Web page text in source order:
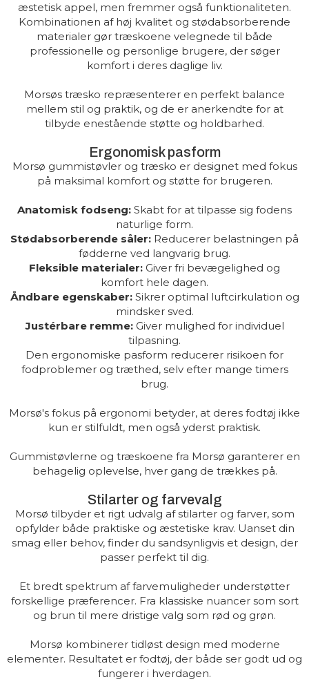
æstetisk appel, men fremmer også funktionaliteten.
Kombinationen af høj kvalitet og stødabsorberende
materialer gør træskoene velegnede til både
professionelle og personlige brugere, der søger
komfort i deres daglige liv.
Morsøs træsko repræsenterer en perfekt balance
mellem stil og praktik, og de er anerkendte for at
tilbyde enestående støtte og holdbarhed.
Ergonomisk pasform
Morsø gummistøvler og træsko er designet med fokus
på maksimal komfort og støtte for brugeren.
Anatomisk fodseng: Skabt for at tilpasse sig fodens
naturlige form.
Stødabsorberende såler: Reducerer belastningen på
fødderne ved langvarig brug.
Fleksible materialer: Giver fri bevægelighed og
komfort hele dagen.
Åndbare egenskaber:Sikrer optimal luftcirkulation og
mindsker sved.
Justérbare remme:Giver mulighed for individuel
tilpasning.
Den ergonomiske pasform reducerer risikoen for
fodproblemer og træthed, selv efter mange timers
brug.
Morsø's fokus på ergonomi betyder, at deres fodtøj ikke
kun er stilfuldt, men også yderst praktisk.
Gummistøvlerne og træskoene fra Morsø garanterer en
behagelig oplevelse, hver gang de trækkes på.
Stilarter og farvevalg
Morsø tilbyder et rigt udvalg af stilarter og farver, som
opfylder både praktiske og æstetiske krav. Uanset din
smag eller behov, finder du sandsynligvis et design, der
passer perfekt til dig.
Et bredt spektrum af farvemuligheder understøtter
forskellige præferencer. Fra klassiske nuancer som sort
og brun til mere dristige valg som rød og grøn.
Morsø kombinerer tidløst design med moderne
elementer. Resultatet er fodtøj, der både ser godt ud og
fungerer i hverdagen.